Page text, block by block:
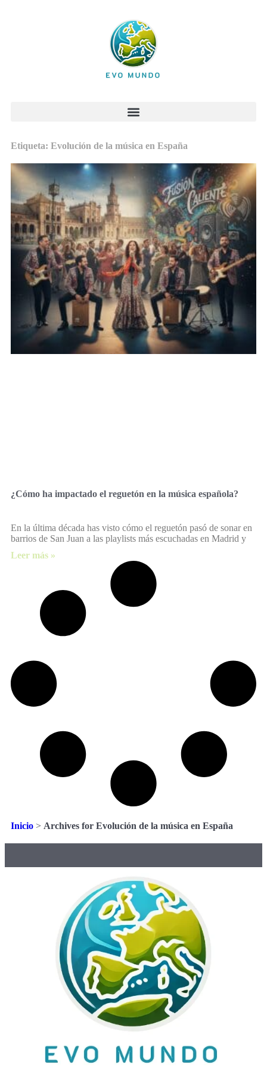
Etiqueta: Evolución de la música en España
¿Cómo ha impactado el reguetón en la música española?
En la última década has visto cómo el reguetón pasó de sonar en
barrios de San Juan a las playlists más escuchadas en Madrid y
Leer más »
Inicio > Archives for Evolución de la música en España